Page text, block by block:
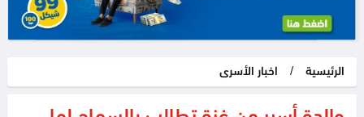
الرئيسية / اخبار الأسرى